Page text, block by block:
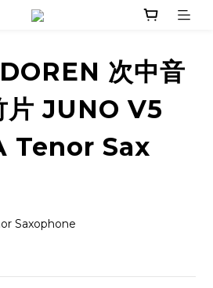
次中音
片 JUNO V5
Tenor Sax
Saxophone